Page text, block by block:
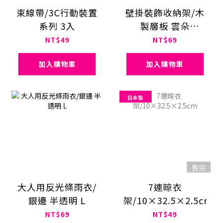
束線帶/3C行動裝置
系列 3入
NT$49
加入購物車
壁掛裝飾收納架/木
製層板 雲朵
20×12.8×7cm
NT$69
加入購物車
大人用反光條雨衣/
銀邊 半透明 L
NT$69
日本製
售完
7連晾衣
架/10×32.5×2.5cm
NT$49